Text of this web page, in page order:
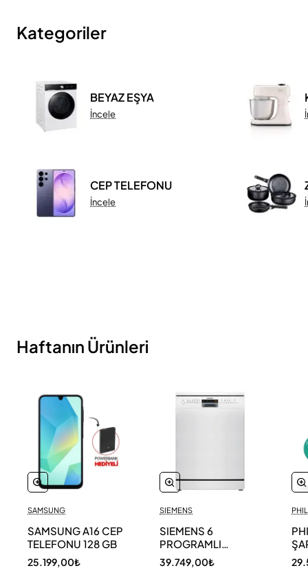
Kategoriler
BEYAZ EŞYA
İncele
CEP TELEFONU
İncele
Haftanın Ürünleri
SAMSUNG
SAMSUNG A16 CEP
TELEFONU 128 GB
25.199,00₺
SIEMENS
SIEMENS 6
PROGRAMLI
BULAŞIK MAKİNESİ
SN216W00DT
39.749,00₺
11